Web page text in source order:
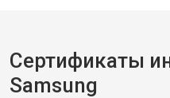
Сертификаты
Samsung